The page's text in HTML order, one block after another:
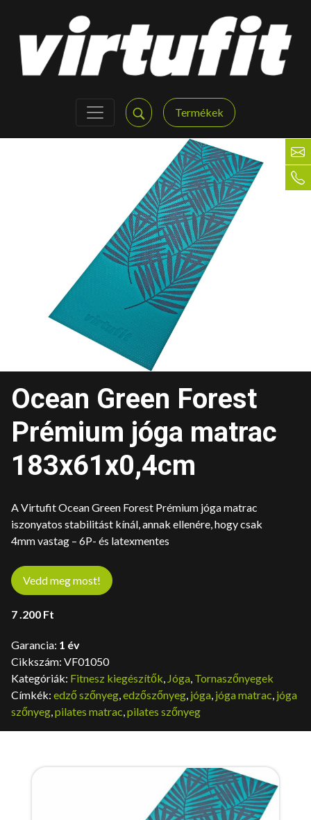
Termékek
Ocean Green Forest
Prémium jóga matrac
183x61x0,4cm
A Virtufit Ocean Green Forest Prémium jóga matrac
iszonyatos stabilitást kínál, annak ellenére, hogy csak
4mm vastag – 6P- és latexmentes
Vedd meg most!
7 .200 Ft
Garancia: 1 év
Cikkszám: VF01050
Kategóriák: Fitnesz kiegészítők, Jóga, Tornaszőnyegek
Címkék: edző szőnyeg,edzőszőnyeg, jóga, jóga matrac, jóga
szőnyeg,pilates matrac,pilates szőnyeg